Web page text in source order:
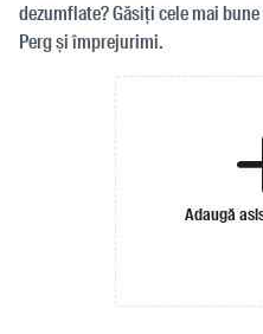
dezumflate? Găsiți cele mai
Perg și împrejurimi.
Adaugă